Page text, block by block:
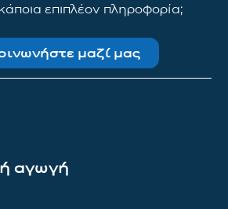
επιπλέον πληροφορία;
μαζί μας
αγωγή